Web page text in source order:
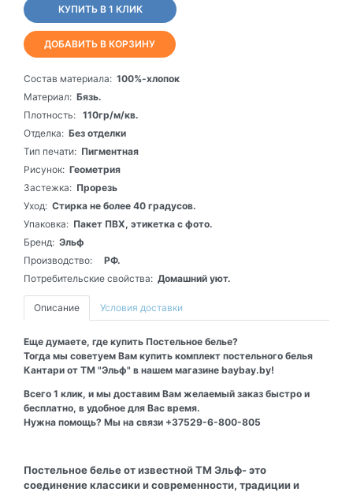
КУПИТЬ В 1 КЛИК
ДОБАВИТЬ В КОРЗИНУ
Состав материала: 100%-хлопок
Материал: Бязь.
Плотность: 110гр/м/кв.
Отделка: Без отделки
Тип печати: Пигментная
Рисунок: Геометрия
Застежка: Прорезь
Уход: Стирка не более 40 градусов.
Упаковка: Пакет ПВХ, этикетка с фото.
Бренд: Эльф
Производство:
РФ.
Потребительские свойства: Домашний уют.
Описание Условия доставки
Еще думаете, где купить Постельное белье?
Тогда мы советуем Вам купить комплект постельного белья
Кантари от ТМ "Эльф" в нашем магазине baybay.by!
Всего 1 клик, и мы доставим Вам желаемый заказ быстро и
бесплатно, в удобное для Вас время.
Нужна помощь? Мы на связи +37529-6-800-805
Постельное белье от известной ТМ Эльф- это
соединение классики и современности, традиции и